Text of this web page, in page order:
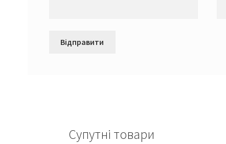
Супутні товари